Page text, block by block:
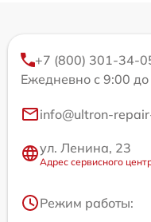
+7 (800) 301-34-
Ежедневно с 9:00
info@ultron-
ул. Ленина, 23
Адрес сервисного
Режим работы: